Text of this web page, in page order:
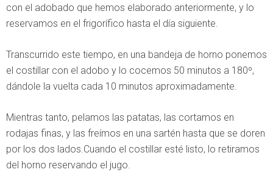
con el adobado que hemos elaborado anteriormente, y lo
reservamos en el frigorífico hasta el día siguiente.
Transcurrido este tiempo, en una bandeja de horno ponemos
el costillar con el adobo y lo cocemos 50 minutos a 180º,
dándole la vuelta cada 10 minutos aproximadamente.
Mientras tanto, pelamos las patatas, las cortamos en
rodajas finas, y las freímos en una sartén hasta que se doren
por los dos lados.Cuando el costillar esté listo, lo retiramos
del horno reservando el jugo.